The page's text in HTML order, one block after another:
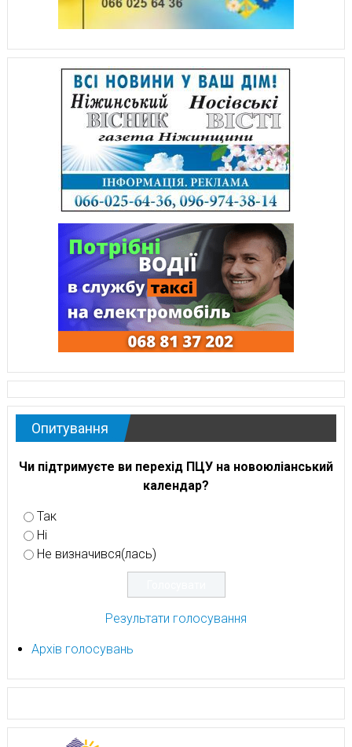
Опитування
Чи підтримуєте ви перехід ПЦУ на новоюліанський
календар?
Так
Ні
Не визначився(лась)
Результати голосування
Архів голосувань